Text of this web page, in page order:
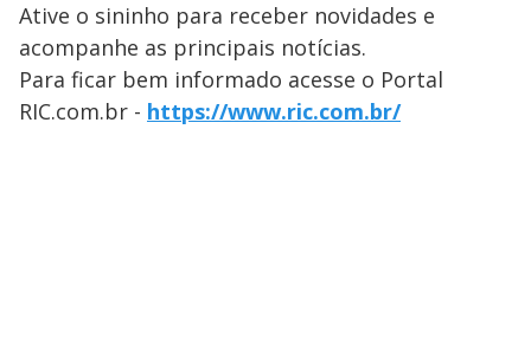
Ative o sininho para receber novidades e
acompanhe as principais notícias.
Para ficar bem informado acesse o Portal
RIC.com.br - https://www.ric.com.br/